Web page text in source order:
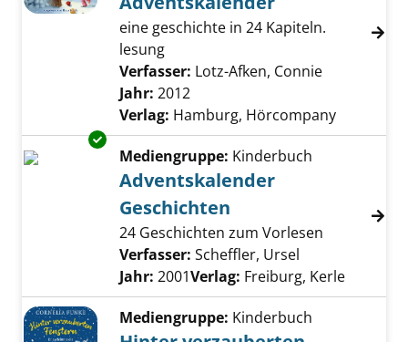
eine geschichte in 24 Kapiteln.
lesung
Verfasser: Lotz-Afken, Connie
Jahr: 2012
Verlag: Hamburg, Hörcompany
Exemplar-Details von Adventskalender
Mediengruppe: Kinderbuch
Adventskalender
Geschichten
24 Geschichten zum Vorlesen
Verfasser: Scheffler, Ursel
Jahr: 2001Verlag: Freiburg, Kerle
Mediengruppe: Kinderbuch